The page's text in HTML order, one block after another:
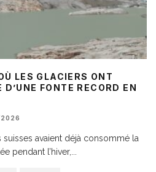
LES GLACIERS ONT
FONTE RECORD EN
suisses avaient déjà consommé la
pendant l’hiver,